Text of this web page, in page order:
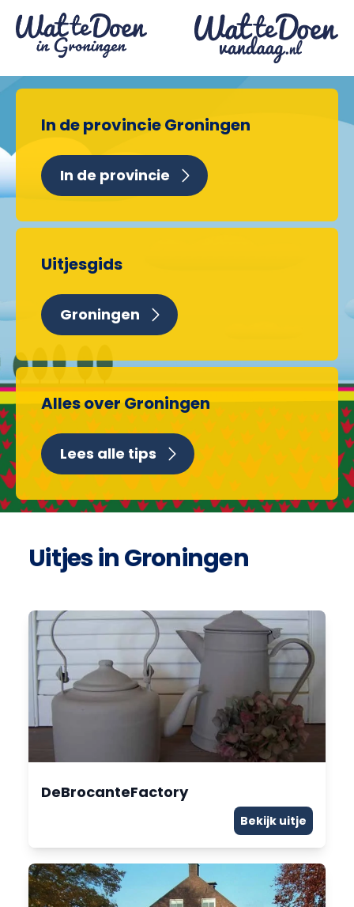
In de provincie Groningen
In de provincie
Uitjesgids
Groningen
Alles over Groningen
Lees alle tips
Uitjes in Groningen
DeBrocanteFactory
Bekijk uitje